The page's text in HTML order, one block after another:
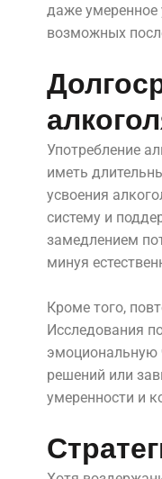
даже умеренное
возможных
Употребление
иметь
усвоения
систему и
замедлением
минуя
Кроме того,
Исследования
эмоциональную
решений или
умеренности и